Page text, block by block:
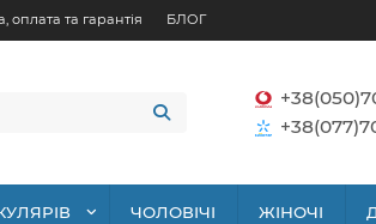
оплата та гарантія БЛОГ
ЧОЛОВІЧІ ЖІНОЧІ